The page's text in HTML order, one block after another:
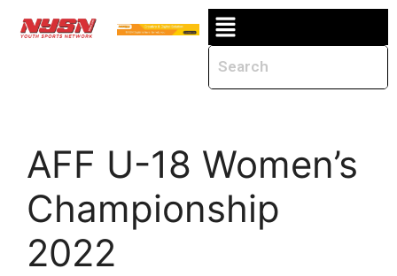
AFF U-18 Women’s
Championship
2022